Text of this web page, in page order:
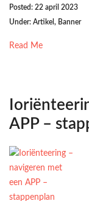
Posted: 22 april 2023
Under: Artikel , Banner
Read Me
APP –